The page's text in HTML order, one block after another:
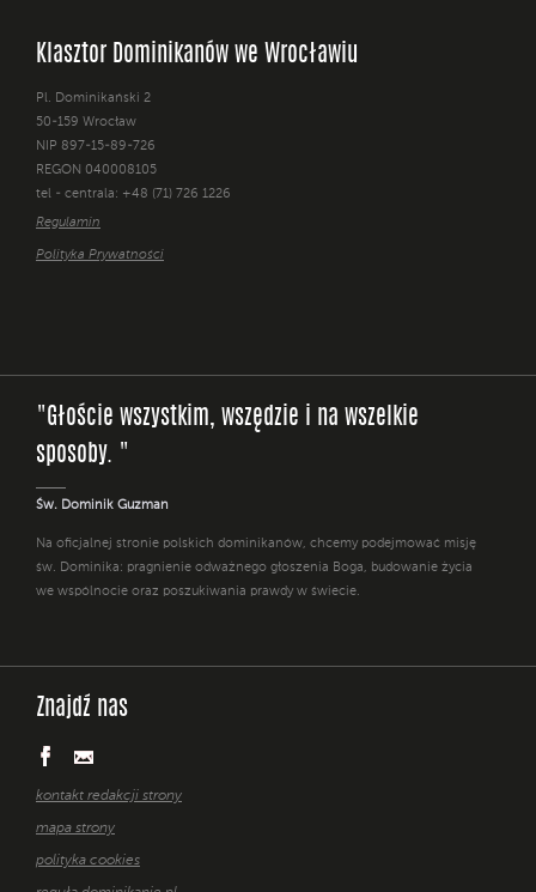
Klasztor Dominikanów we Wrocławiu
Pl. Dominikański 2
50-159 Wrocław
NIP 897-15-89-726
REGON 040008105
tel - centrala: +48 (71) 726 1226
Regulamin
Polityka Prywatności
"Głoście wszystkim, wszędzie i na wszelkie
sposoby. "
Św. Dominik Guzman
Na oficjalnej stronie polskich dominikanów, chcemy podejmować misję
św. Dominika: pragnienie odważnego głoszenia Boga, budowanie życia
we wspólnocie oraz poszukiwania prawdy w świecie.
Znajdź nas
kontakt redakcji strony
mapa strony
polityka cookies